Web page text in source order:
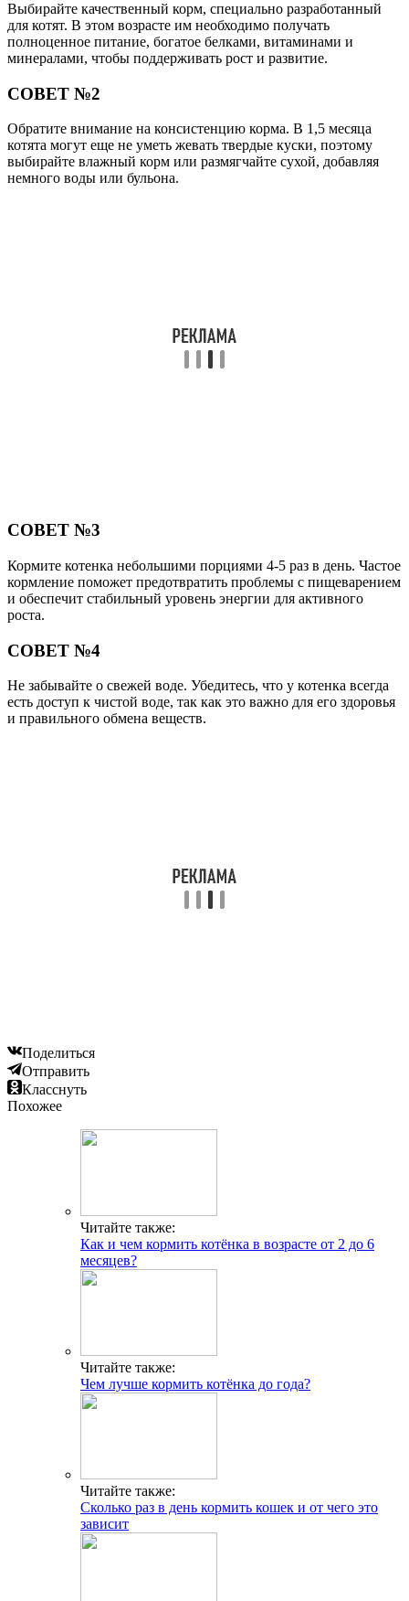
Выбирайте качественный корм, специально разработанный
для котят. В этом возрасте им необходимо получать
полноценное питание, богатое белками, витаминами и
минералами, чтобы поддерживать рост и развитие.
СОВЕТ №2
Обратите внимание на консистенцию корма. В 1,5 месяца
котята могут еще не уметь жевать твердые куски, поэтому
выбирайте влажный корм или размягчайте сухой, добавляя
немного воды или бульона.
СОВЕТ №3
Кормите котенка небольшими порциями 4-5 раз в день. Частое
кормление поможет предотвратить проблемы с пищеварением
и обеспечит стабильный уровень энергии для активного
роста.
СОВЕТ №4
Не забывайте о свежей воде. Убедитесь, что у котенка всегда
есть доступ к чистой воде, так как это важно для его здоровья
и правильного обмена веществ.
Поделиться
Отправить
Класснуть
Похожее
Читайте также:
Как и чем кормить котёнка в возрасте от 2 до 6
месяцев?
Читайте также:
Чем лучше кормить котёнка до года?
Читайте также:
Сколько раз в день кормить кошек и от чего это
зависит